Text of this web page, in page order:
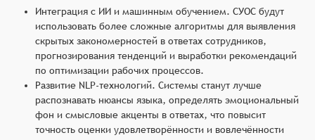
Интеграция с ИИ и машинным обучением. СУОС будут
использовать более сложные алгоритмы для выявления
скрытых закономерностей в ответах сотрудников,
прогнозирования тенденций и выработки рекомендаций
по оптимизации рабочих процессов.
Развитие NLP-технологий. Системы станут лучше
распознавать нюансы языка, определять эмоциональный
фон и смысловые акценты в ответах, что повысит
точность оценки удовлетворённости и вовлечённости